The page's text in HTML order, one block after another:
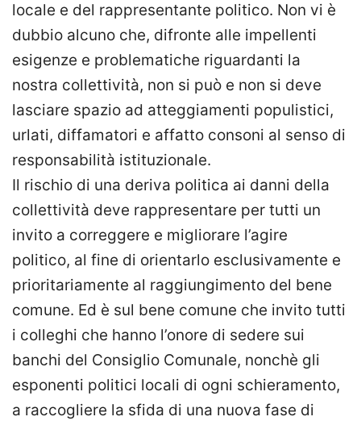
locale e del rappresentante politico. Non vi è
dubbio alcuno che, difronte alle impellenti
esigenze e problematiche riguardanti la
nostra collettività, non si può e non si deve
lasciare spazio ad atteggiamenti populistici,
urlati, diffamatori e affatto consoni al senso di
responsabilità istituzionale.
Il rischio di una deriva politica ai danni della
collettività deve rappresentare per tutti un
invito a correggere e migliorare l’agire
politico, al fine di orientarlo esclusivamente e
prioritariamente al raggiungimento del bene
comune. Ed è sul bene comune che invito tutti
i colleghi che hanno l’onore di sedere sui
banchi del Consiglio Comunale, nonchè gli
esponenti politici locali di ogni schieramento,
a raccogliere la sfida di una nuova fase di